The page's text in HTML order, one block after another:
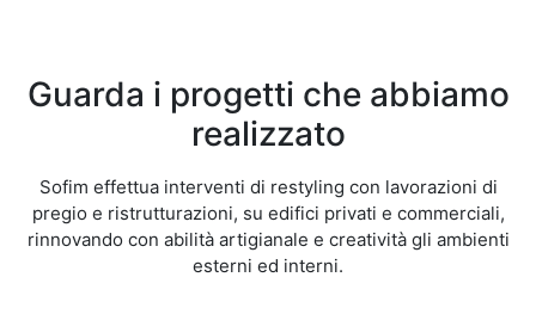
Guarda i progetti che abbiamo
realizzato
Sofim effettua interventi di restyling con lavorazioni di
pregio e ristrutturazioni, su edifici privati e commerciali,
rinnovando con abilità artigianale e creatività gli ambienti
esterni ed interni.